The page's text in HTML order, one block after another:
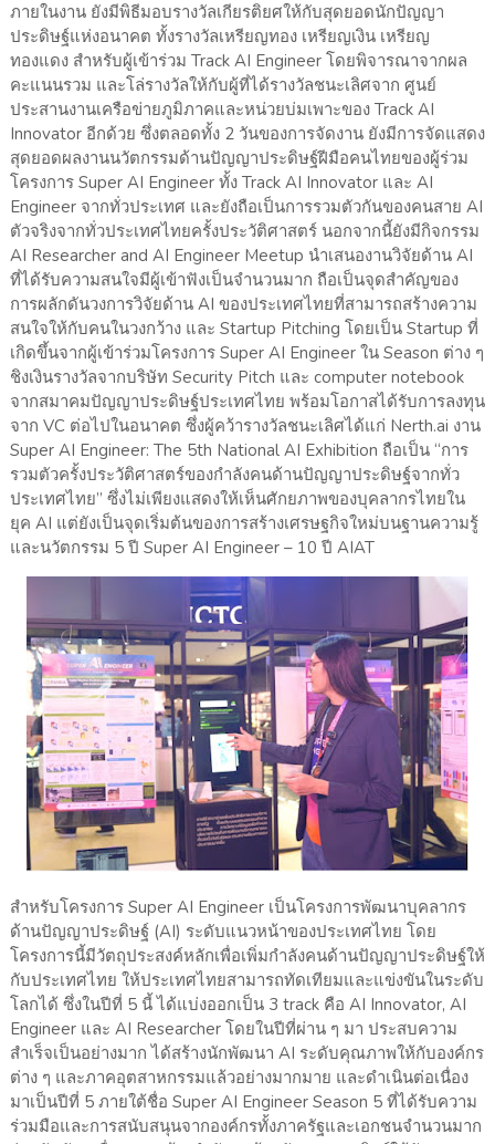
ภายในงาน ยังมีพิธีมอบรางวัลเกียรติยศให้กับสุดยอดนักปัญญา
ประดิษฐ์แห่งอนาคต ทั้งรางวัลเหรียญทอง เหรียญเงิน เหรียญ
ทองแดง สำหรับผู้เข้าร่วม Track AI Engineer โดยพิจารณาจากผล
คะแนนรวม และโล่รางวัลให้กับผู้ที่ได้รางวัลชนะเลิศจาก ศูนย์
ประสานงานเครือข่ายภูมิภาคและหน่วยบ่มเพาะของ Track AI
Innovator อีกด้วย ซึ่งตลอดทั้ง 2 วันของการจัดงาน ยังมีการจัดแสดง
สุดยอดผลงานนวัตกรรมด้านปัญญาประดิษฐ์ฝีมือคนไทยของผู้ร่วม
โครงการ Super AI Engineer ทั้ง Track AI Innovator และ AI
Engineer จากทั่วประเทศ และยังถือเป็นการรวมตัวกันของคนสาย AI
ตัวจริงจากทั่วประเทศไทยครั้งประวัติศาสตร์ นอกจากนี้ยังมีกิจกรรม
AI Researcher and AI Engineer Meetup นำเสนองานวิจัยด้าน AI
ที่ได้รับความสนใจมีผู้เข้าฟังเป็นจำนวนมาก ถือเป็นจุดสำคัญของ
การผลักดันวงการวิจัยด้าน AI ของประเทศไทยที่สามารถสร้างความ
สนใจให้กับคนในวงกว้าง และ Startup Pitching โดยเป็น Startup ที่
เกิดขึ้นจากผู้เข้าร่วมโครงการ Super AI Engineer ใน Season ต่าง ๆ
ชิงเงินรางวัลจากบริษัท Security Pitch และ computer notebook
จากสมาคมปัญญาประดิษฐ์ประเทศไทย พร้อมโอกาสได้รับการลงทุน
จาก VC ต่อไปในอนาคต ซึ่งผู้คว้ารางวัลชนะเลิศได้แก่ Nerth.ai งาน
Super AI Engineer: The 5th National AI Exhibition ถือเป็น “การ
รวมตัวครั้งประวัติศาสตร์ของกำลังคนด้านปัญญาประดิษฐ์จากทั่ว
ประเทศไทย” ซึ่งไม่เพียงแสดงให้เห็นศักยภาพของบุคลากรไทยใน
ยุค AI แต่ยังเป็นจุดเริ่มต้นของการสร้างเศรษฐกิจใหม่บนฐานความรู้
และนวัตกรรม 5 ปี Super AI Engineer – 10 ปี AIAT
สำหรับโครงการ Super AI Engineer เป็นโครงการพัฒนาบุคลากร
ด้านปัญญาประดิษฐ์ (AI) ระดับแนวหน้าของประเทศไทย โดย
โครงการนี้มีวัตถุประสงค์หลักเพื่อเพิ่มกำลังคนด้านปัญญาประดิษฐ์ให้
กับประเทศไทย ให้ประเทศไทยสามารถทัดเทียมและแข่งขันในระดับ
โลกได้ ซึ่งในปีที่ 5 นี้ ได้แบ่งออกเป็น 3 track คือ AI Innovator, AI
Engineer และ AI Researcher โดยในปีที่ผ่าน ๆ มา ประสบความ
สำเร็จเป็นอย่างมาก ได้สร้างนักพัฒนา AI ระดับคุณภาพให้กับองค์กร
ต่าง ๆ และภาคอุตสาหกรรมแล้วอย่างมากมาย และดำเนินต่อเนื่อง
มาเป็นปีที่ 5 ภายใต้ชื่อ Super AI Engineer Season 5 ที่ได้รับความ
ร่วมมือและการสนับสนุนจากองค์กรทั้งภาครัฐและเอกชนจำนวนมาก